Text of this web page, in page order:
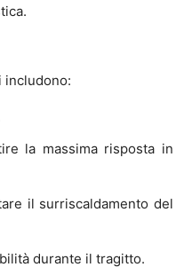
includono:
la massima risposta in
il surriscaldamento del
durante il tragitto.